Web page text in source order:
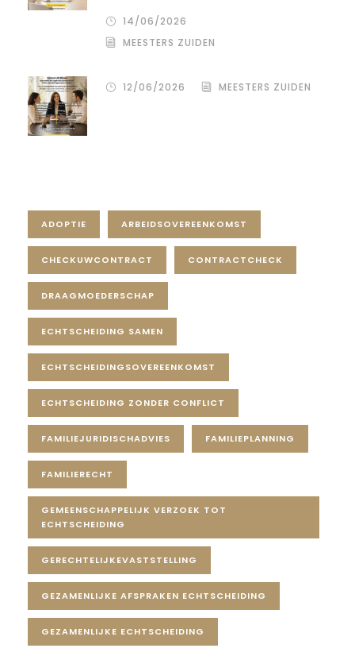
14/06/2026
MEESTERS ZUIDEN
12/06/2026 MEESTERS ZUIDEN
ADOPTIE ARBEIDSOVEREENKOMST
CHECKUWCONTRACT CONTRACTCHECK
DRAAGMOEDERSCHAP
ECHTSCHEIDING SAMEN
ECHTSCHEIDINGSOVEREENKOMST
ECHTSCHEIDING ZONDER CONFLICT
FAMILIEJURIDISCHADVIES FAMILIEPLANNING
FAMILIERECHT
GEMEENSCHAPPELIJK VERZOEK TOT
ECHTSCHEIDING
GERECHTELIJKEVASTSTELLING
GEZAMENLIJKE AFSPRAKEN ECHTSCHEIDING
GEZAMENLIJKE ECHTSCHEIDING